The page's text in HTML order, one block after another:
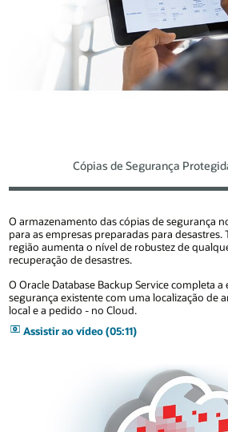
Cópias de Segurança
O armazenamento das cópias de segurança
para as empresas preparadas para desastres.
região aumenta o nível de robustez de
recuperação de desastres.
O Oracle Database Backup Service completa
segurança existente com uma localização de
local e a pedido - no Cloud.
Assistir ao vídeo (05:11)